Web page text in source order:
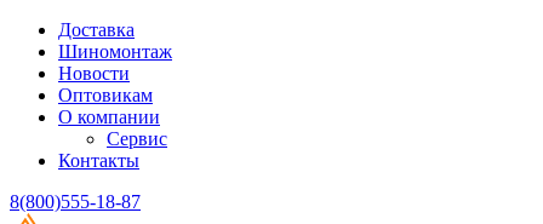
Доставка
Шиномонтаж
Новости
Оптовикам
О компании
Сервис
Контакты
8(800)555-18-87